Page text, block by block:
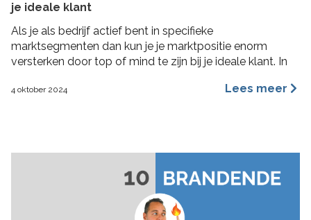
je ideale klant
Als je als bedrijf actief bent in specifieke
marktsegmenten dan kun je je marktpositie enorm
versterken door top of mind te zijn bij je ideale klant. In
of Mind positie kunt veroveren bij je ideale klant met de
4 oktober 2024 Lees meer